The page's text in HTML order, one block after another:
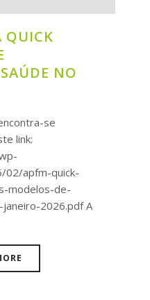
QUICK
NO
se
link:
02/apfm-quick-
modelos-de-
2026.pdf A